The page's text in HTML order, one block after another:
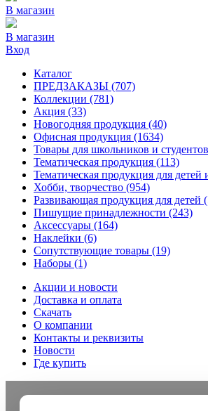
В магазин
В магазин
Вход
Каталог
ПРЕДЗАКАЗЫ (707)
Коллекции (781)
Акция (33)
Новогодняя продукция (40)
Офисная продукция (1634)
Товары для школьников и студентов
Тематическая продукция (113)
Тематическая продукция для детей
Хобби, творчество (954)
Развивающая продукция для детей
Пишущие принадлежности (243)
Аксессуары (164)
Наклейки (6)
Сопутствующие товары (19)
Наборы (1)
Акции и новости
Доставка и оплата
Скачать
О компании
Контакты и реквизиты
Новости
Где купить